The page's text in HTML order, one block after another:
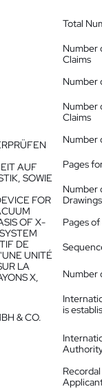
AUF
SOWIE
FOR
OF X-
DE
UNITÉ
LA
X,
& CO.
Total
Number
Claims
Number
Number
Claims
Number
Pages
Number
Drawings
Pages
Number
is